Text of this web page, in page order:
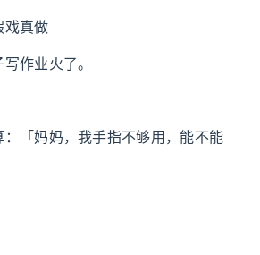
戏真做
作业火了。
：「妈妈，我手指不够用，能不能